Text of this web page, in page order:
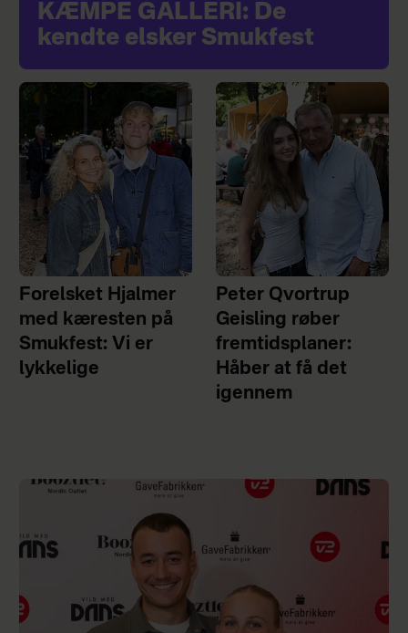
KÆMPE GALLERI: De
kendte elsker Smukfest
Forelsket Hjalmer
med kæresten på
Smukfest: Vi er
lykkelige
Peter Qvortrup
Geisling røber
fremtidsplaner:
Håber at få det
igennem